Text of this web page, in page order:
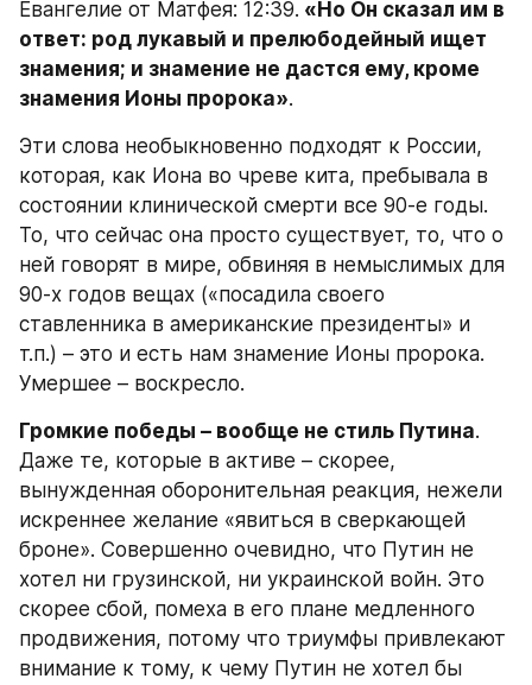
Евангелие от Матфея: 12:39. «Но Он сказал им в
ответ: род лукавый и прелюбодейный ищет
знамения; и знамение не дастся ему, кроме
знамения Ионы пророка».
Эти слова необыкновенно подходят к России,
которая, как Иона во чреве кита, пребывала в
состоянии клинической смерти все 90-е годы.
То, что сейчас она просто существует, то, что о
ней говорят в мире, обвиняя в немыслимых для
90-х годов вещах («посадила своего
ставленника в американские президенты» и
т.п.) – это и есть нам знамение Ионы пророка.
Умершее – воскресло.
Громкие победы – вообще не стиль Путина.
Даже те, которые в активе – скорее,
вынужденная оборонительная реакция, нежели
искреннее желание «явиться в сверкающей
броне». Совершенно очевидно, что Путин не
хотел ни грузинской, ни украинской войн. Это
скорее сбой, помеха в его плане медленного
продвижения, потому что триумфы привлекают
внимание к тому, к чему Путин не хотел бы